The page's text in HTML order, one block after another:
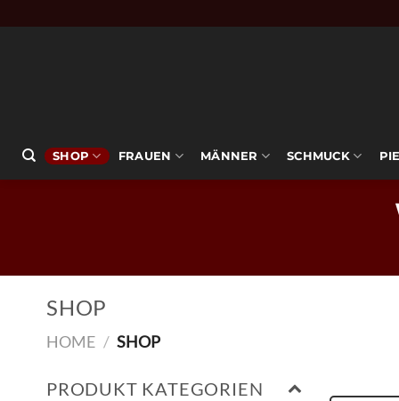
Inhalt
SHOP FRAUEN MÄNNER SCHMUCK
SHOP
HOME / SHOP
PRODUKT KATEGORIEN